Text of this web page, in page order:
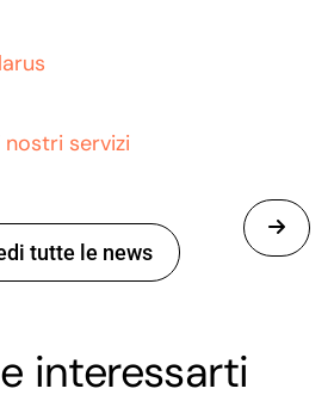
nostri servizi
tutte le news
interessarti